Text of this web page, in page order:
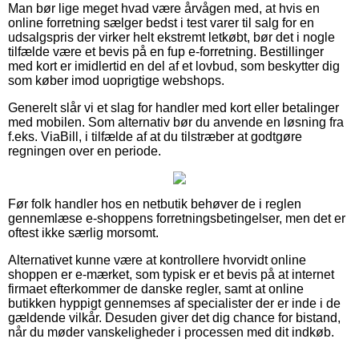
Man bør lige meget hvad være årvågen med, at hvis en
online forretning sælger bedst i test varer til salg for en
udsalgspris der virker helt ekstremt letkøbt, bør det i nogle
tilfælde være et bevis på en fup e-forretning. Bestillinger
med kort er imidlertid en del af et lovbud, som beskytter dig
som køber imod uoprigtige webshops.
Generelt slår vi et slag for handler med kort eller betalinger
med mobilen. Som alternativ bør du anvende en løsning fra
f.eks. ViaBill, i tilfælde af at du tilstræber at godtgøre
regningen over en periode.
Før folk handler hos en netbutik behøver de i reglen
gennemlæse e-shoppens forretningsbetingelser, men det er
oftest ikke særlig morsomt.
Alternativet kunne være at kontrollere hvorvidt online
shoppen er e-mærket, som typisk er et bevis på at internet
firmaet efterkommer de danske regler, samt at online
butikken hyppigt gennemses af specialister der er inde i de
gældende vilkår. Desuden giver det dig chance for bistand,
når du møder vanskeligheder i processen med dit indkøb.